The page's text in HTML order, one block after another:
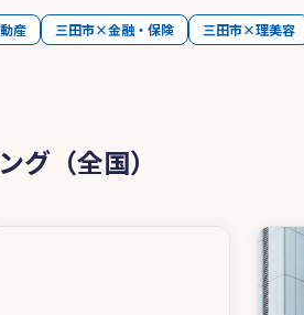
産 三田市×金融・保険 三田市×理美容
（全国）